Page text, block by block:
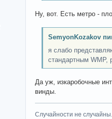
Ну, вот. Есть метро -
SemyonKozakov
я слабо
стандартным WMP,
Да уж, изкаробочные
винды.
Случайности не случайны.